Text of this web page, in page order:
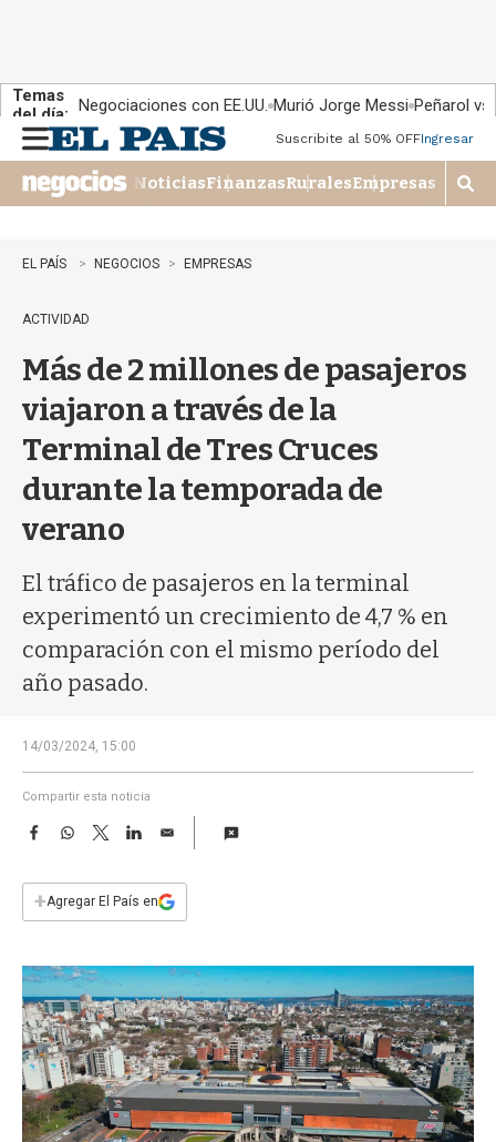
Temas
del día: Negociaciones con EE.UU. Murió Jorge Messi Peñarol
n
u
Suscribite al 50% OFFIngresar
NoticiasFinanzasRuralesEmpresas
M
o
�
EL PAÍS NEGOCIOS EMPRESAS
ACTIVIDAD
Más de 2 millones de pasajeros
viajaron a través de la
Terminal de Tres Cruces
durante la temporada de
verano
El tráfico de pasajeros en la terminal
experimentó un crecimiento de 4,7 % en
comparación con el mismo período del
año pasado.
14/03/2024, 15:00
Compartir esta noticia
F
e
b
k
W
s
p
T
w
t
L
n
E
i
l
+Agregar El País en